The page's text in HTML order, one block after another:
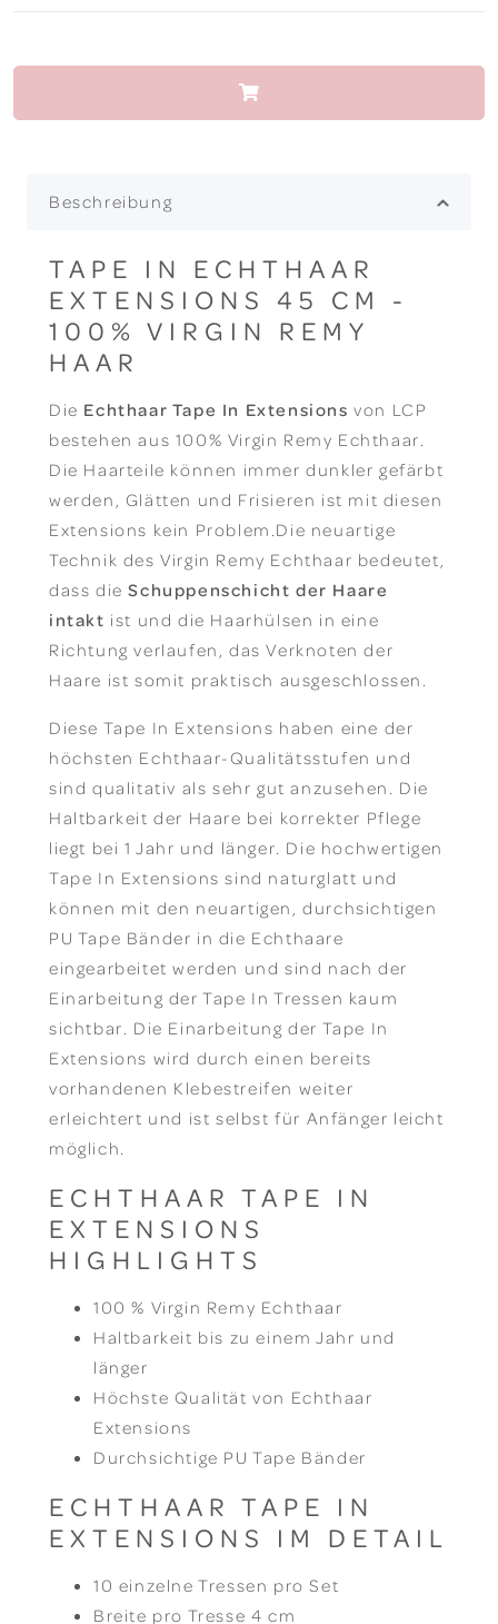
Beschreibung
TAPE IN ECHTHAAR
EXTENSIONS 45 CM -
100% VIRGIN REMY
HAAR
Die Echthaar Tape In Extensions von LCP
bestehen aus 100% Virgin Remy Echthaar.
Die Haarteile können immer dunkler gefärbt
werden, Glätten und Frisieren ist mit diesen
Extensions kein Problem.Die neuartige
Technik des Virgin Remy Echthaar bedeutet,
dass dieSchuppenschicht der Haare
intakt ist und die Haarhülsen in eine
Richtung verlaufen, das Verknoten der
Haare ist somit praktisch ausgeschlossen.
Diese Tape In Extensions haben eine der
höchsten Echthaar-Qualitätsstufen und
sind qualitativ als sehr gut anzusehen. Die
Haltbarkeit der Haare bei korrekter Pflege
liegt bei 1 Jahr und länger. Die hochwertigen
Tape In Extensions sind naturglatt und
können mit den neuartigen, durchsichtigen
PU Tape Bänder in die Echthaare
eingearbeitet werden und sind nach der
Einarbeitung der Tape In Tressen kaum
sichtbar. Die Einarbeitung der Tape In
Extensions wird durch einen bereits
vorhandenen Klebestreifen weiter
erleichtert und ist selbst für Anfänger leicht
möglich.
ECHTHAAR TAPE IN
EXTENSIONS
HIGHLIGHTS
100 % Virgin Remy Echthaar
Haltbarkeit bis zu einem Jahr und
länger
Höchste Qualität von Echthaar
Extensions
Durchsichtige PU Tape Bänder
ECHTHAAR TAPE IN
EXTENSIONS IM DETAIL
10 einzelne Tressen pro Set
Breite pro Tresse 4 cm